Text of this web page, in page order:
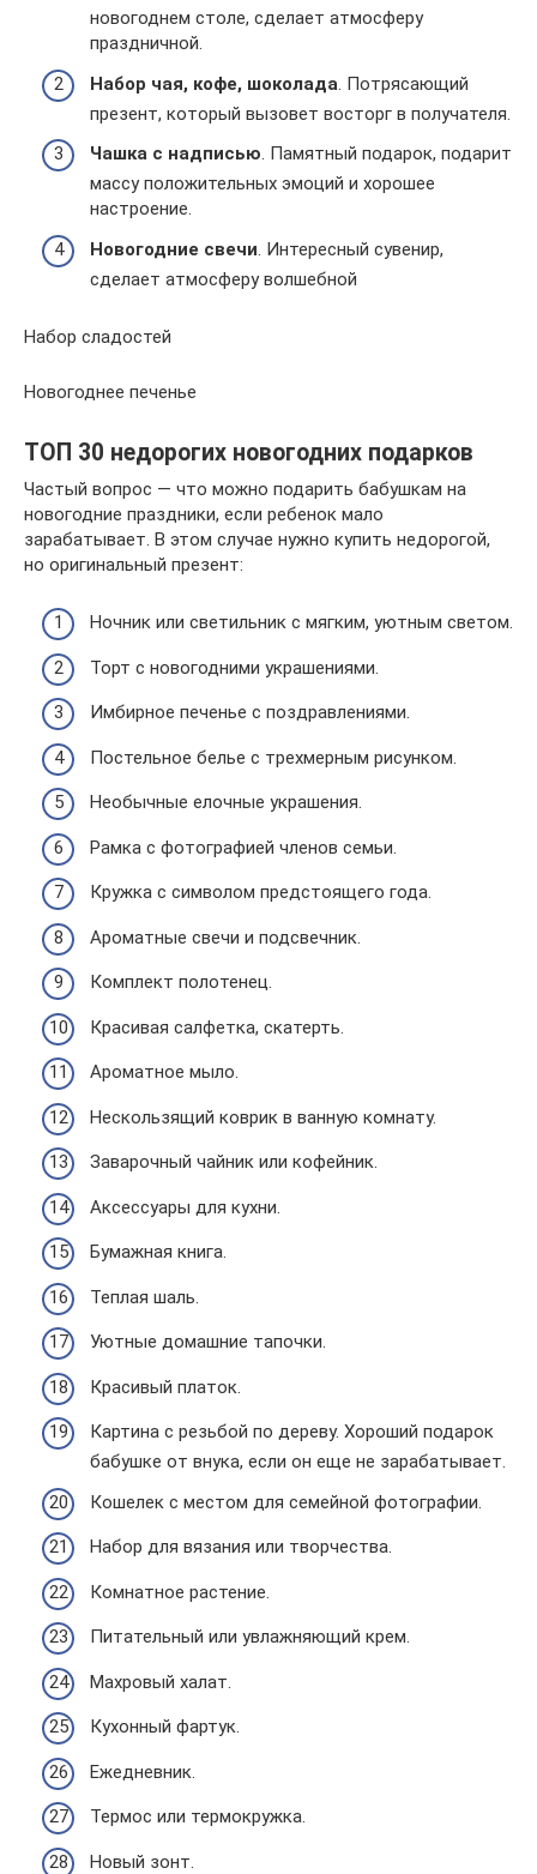
новогоднем столе, сделает атмосферу
праздничной.
Набор чая, кофе, шоколада . Потрясающий
презент, который вызовет восторг в получателя.
Чашка с надписью. Памятный подарок, подарит
массу положительных эмоций и хорошее
настроение.
Новогодние свечи . Интересный сувенир,
сделает атмосферу волшебной
Набор сладостей
Новогоднее печенье
ТОП 30 недорогих новогодних подарков
Частый вопрос — что можно подарить бабушкам на
новогодние праздники, если ребенок мало
зарабатывает. В этом случае нужно купить недорогой,
но оригинальный презент:
Ночник или светильник с мягким, уютным светом.
Торт с новогодними украшениями.
Имбирное печенье с поздравлениями.
Постельное белье с трехмерным рисунком.
Необычные елочные украшения.
Рамка с фотографией членов семьи.
Кружка с символом предстоящего года.
Ароматные свечи и подсвечник.
Комплект полотенец.
Красивая салфетка, скатерть.
Ароматное мыло.
Нескользящий коврик в ванную комнату.
Заварочный чайник или кофейник.
Аксессуары для кухни.
Бумажная книга.
Теплая шаль.
Уютные домашние тапочки.
Красивый платок.
Картина с резьбой по дереву. Хороший подарок
бабушке от внука, если он еще не зарабатывает.
Кошелек с местом для семейной фотографии.
Набор для вязания или творчества.
Комнатное растение.
Питательный или увлажняющий крем.
Махровый халат.
Кухонный фартук.
Ежедневник.
Термос или термокружка.
Новый зонт.